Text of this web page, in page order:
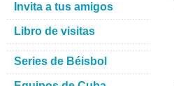
Invita a tus amigos
Libro de visitas
Series de Béisbol